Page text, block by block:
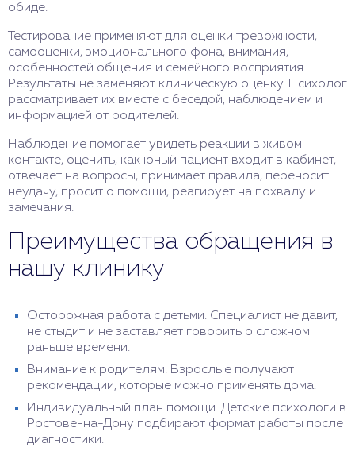
обиде.
Тестирование применяют для оценки тревожности,
самооценки, эмоционального фона, внимания,
особенностей общения и семейного восприятия.
Результаты не заменяют клиническую оценку. Психолог
рассматривает их вместе с беседой, наблюдением и
информацией от родителей.
Наблюдение помогает увидеть реакции в живом
контакте, оценить, как юный пациент входит в кабинет,
отвечает на вопросы, принимает правила, переносит
неудачу, просит о помощи, реагирует на похвалу и
замечания.
Преимущества обращения в
нашу клинику
Осторожная работа с детьми. Специалист не давит,
не стыдит и не заставляет говорить о сложном
раньше времени.
Внимание к родителям. Взрослые получают
рекомендации, которые можно применять дома.
Индивидуальный план помощи. Детские психологи в
Ростове-на-Дону подбирают формат работы после
диагностики.